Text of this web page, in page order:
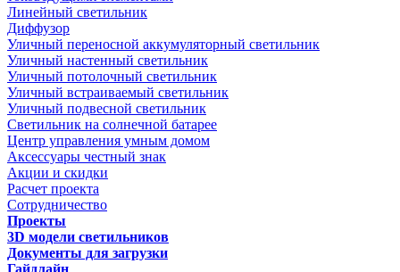
Линейный светильник
Диффузор
Уличный переносной аккумуляторный светильник
Уличный настенный светильник
Уличный потолочный светильник
Уличный встраиваемый светильник
Уличный подвесной светильник
Светильник на солнечной батарее
Центр управления умным домом
Аксессуары честный знак
Акции и скидки
Расчет проекта
Сотрудничество
Проекты
3D модели светильников
Документы для загрузки
Гайдлайн